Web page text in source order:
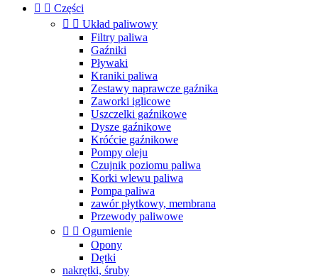
  Części
  Układ paliwowy
Filtry paliwa
Gaźniki
Pływaki
Kraniki paliwa
Zestawy naprawcze gaźnika
Zaworki iglicowe
Uszczelki gaźnikowe
Dysze gaźnikowe
Króćcie gaźnikowe
Pompy oleju
Czujnik poziomu paliwa
Korki wlewu paliwa
Pompa paliwa
zawór płytkowy, membrana
Przewody paliwowe
  Ogumienie
Opony
Dętki
nakrętki, śruby